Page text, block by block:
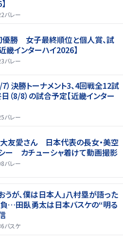
バレー
勝 女子最終順位と個人賞、試
畿インターハイ2026】
バレー
）決勝トーナメント3、4回戦全12試
（8/8）の試合予定【近畿インター
バレー
友愛さん 日本代表の長女・美空
ー カチューシャ着けて動画撮影
バレー
うが、僕は日本人」八村塁が語った
…田臥勇太は日本バスケの“明る
バスケ